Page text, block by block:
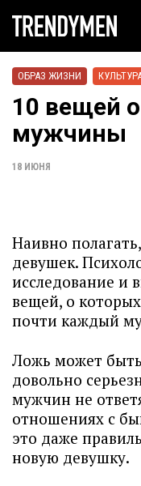
ОБРАЗ ЖИЗНИ
10 вещей
мужчины
18 ИЮНЯ
Наивно
девушек.
исследование и
вещей, о
почти каждый
Ложь может
довольно
мужчин не
отношениях с
это даже
новую девушку.